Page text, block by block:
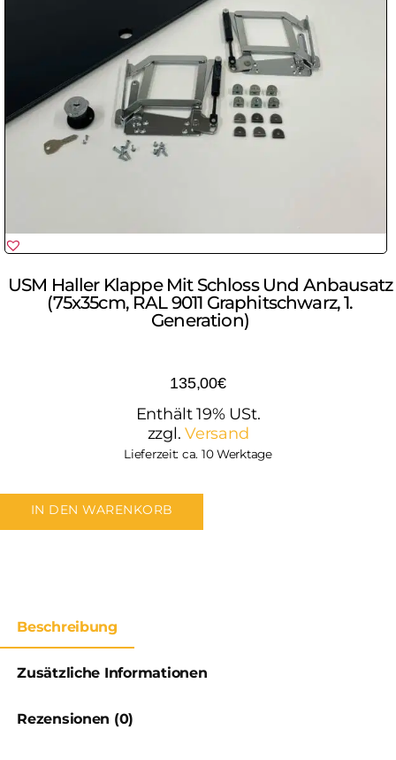
USM Haller Klappe Mit Schloss Und Anbausatz
(75x35cm, RAL 9011 Graphitschwarz, 1.
Generation)
135,00€
Enthält 19% USt.
zzgl.Versand
Lieferzeit: ca. 10 Werktage
IN DEN WARENKORB
Beschreibung
Zusätzliche Informationen
Rezensionen (0)